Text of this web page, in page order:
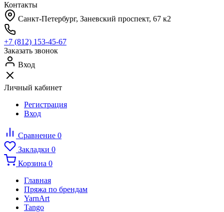
Контакты
Санкт-Петербург, ​Заневский проспект, 67 к2
+7 (812) 153-45-67
Заказать звонок
Вход
Личный кабинет
Регистрация
Вход
Сравнение 0
Закладки 0
Корзина 0
Главная
Пряжа по брендам
YarnArt
Tango